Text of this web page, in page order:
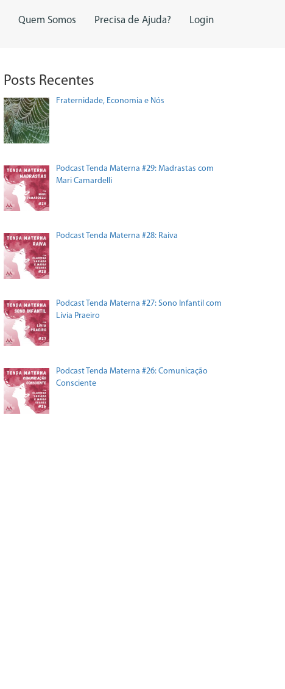
Quem Somos Precisa de Ajuda? Login
Posts Recentes
Fraternidade, Economia e Nós
Podcast Tenda Materna #29: Madrastas com
Mari Camardelli
Podcast Tenda Materna #28: Raiva
Podcast Tenda Materna #27: Sono Infantil com
Lívia Praeiro
Podcast Tenda Materna #26: Comunicação
Consciente